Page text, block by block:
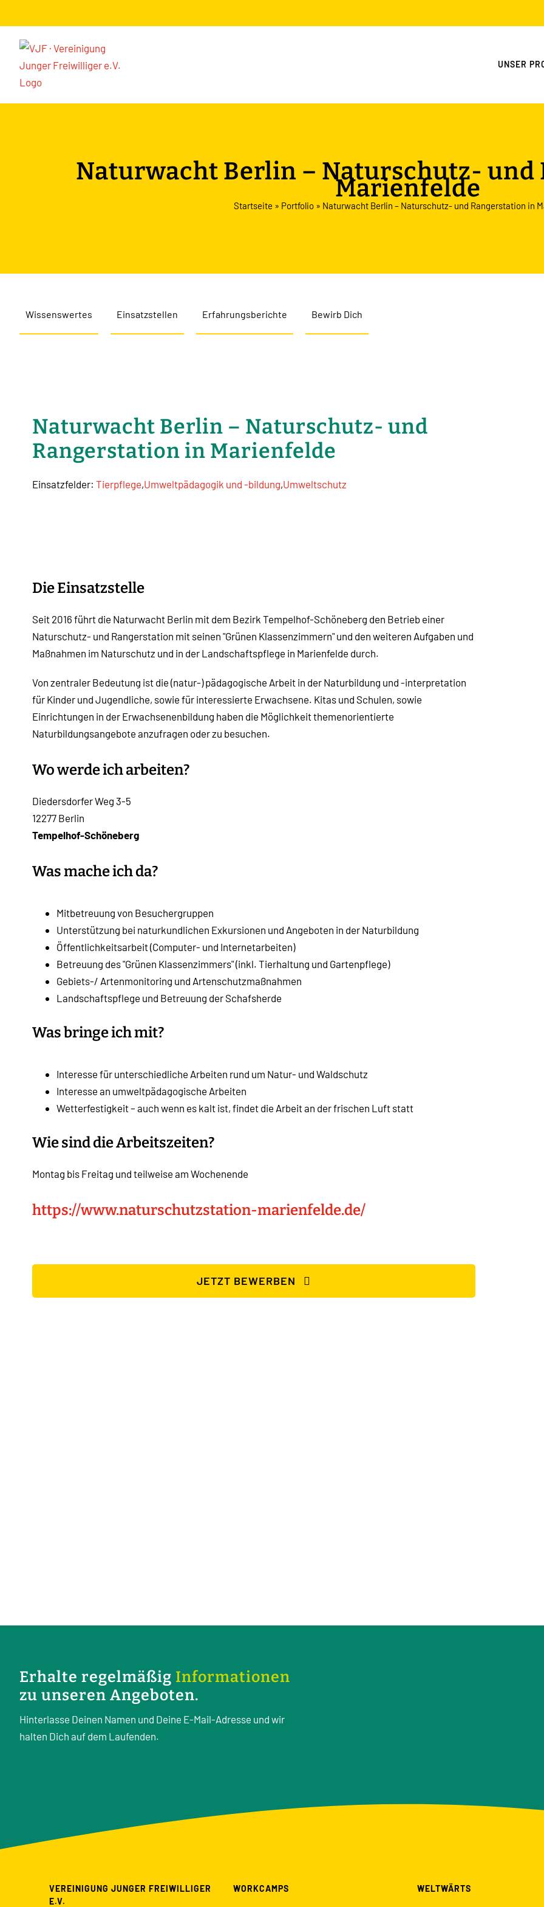
Inhalt
springen
UNSER
Naturwacht Berlin – Naturschutz- und
Marienfelde
Startseite » Portfolio » Naturwacht Berlin – Naturschutz- und Rangerstation in
Wissenswertes Einsatzstellen Erfahrungsberichte Bewirb Dich
Naturwacht Berlin – Naturschutz- und
Rangerstation in Marienfelde
Einsatzfelder:Tierpflege,Umweltpädagogik und -bildung,Umweltschutz
Die Einsatzstelle
Seit 2016 führt die Naturwacht Berlin mit dem Bezirk Tempelhof-Schöneberg den Betrieb einer
Naturschutz- und Rangerstation mit seinen "Grünen Klassenzimmern" und den weiteren Aufgaben und
Maßnahmen im Naturschutz und in der Landschaftspflege in Marienfelde durch.
Von zentraler Bedeutung ist die (natur-) pädagogische Arbeit in der Naturbildung und -interpretation
für Kinder und Jugendliche, sowie für interessierte Erwachsene. Kitas und Schulen, sowie
Einrichtungen in der Erwachsenenbildung haben die Möglichkeit themenorientierte
Naturbildungsangebote anzufragen oder zu besuchen.
Wo werde ich arbeiten?
Diedersdorfer Weg 3-5
12277 Berlin
Tempelhof-Schöneberg
Was mache ich da?
Mitbetreuung von Besuchergruppen
Unterstützung bei naturkundlichen Exkursionen und Angeboten in der Naturbildung
Öffentlichkeitsarbeit (Computer- und Internetarbeiten)
Betreuung des "Grünen Klassenzimmers" (inkl. Tierhaltung und Gartenpflege)
Gebiets-/ Artenmonitoring und Artenschutzmaßnahmen
Landschaftspflege und Betreuung der Schafsherde
Was bringe ich mit?
Interesse für unterschiedliche Arbeiten rund um Natur- und Waldschutz
Interesse an umweltpädagogische Arbeiten
Wetterfestigkeit – auch wenn es kalt ist, findet die Arbeit an der frischen Luft statt
Wie sind die Arbeitszeiten?
Montag bis Freitag und teilweise am Wochenende
https://www.naturschutzstation-marienfelde.de/
JETZT BEWERBEN
Erhalte regelmäßig Informationen
zu unseren Angeboten.
Hinterlasse Deinen Namen und Deine E-Mail-Adresse und wir
halten Dich auf dem Laufenden.
VEREINIGUNG JUNGER FREIWILLIGER
E.V.
WORKCAMPS WELTWÄRTS